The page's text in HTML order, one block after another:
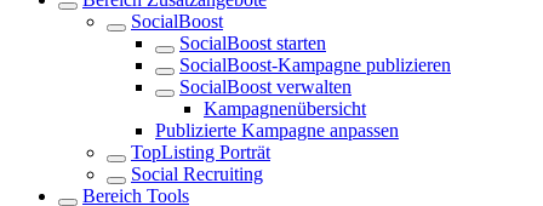
SocialBoost
SocialBoost starten
SocialBoost-Kampagne publizieren
SocialBoost verwalten
Kampagnenübersicht
Publizierte Kampagne anpassen
TopListing Porträt
Social Recruiting
Bereich Tools